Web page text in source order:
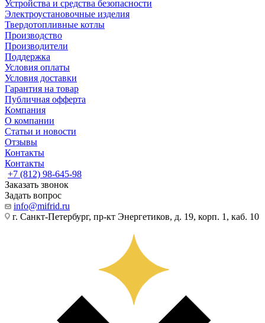
Устройства и средства безопасности
Электроустановочные изделия
Твердотопливные котлы
Производство
Производители
Поддержка
Условия оплаты
Условия доставки
Гарантия на товар
Публичная офферта
Компания
О компании
Статьи и новости
Отзывы
Контакты
Контакты
+7 (812) 98-645-98
Заказать звонок
Задать вопрос
info@mifrid.ru
г. Санкт-Петербург, пр-кт Энергетиков, д. 19, корп. 1, каб. 10